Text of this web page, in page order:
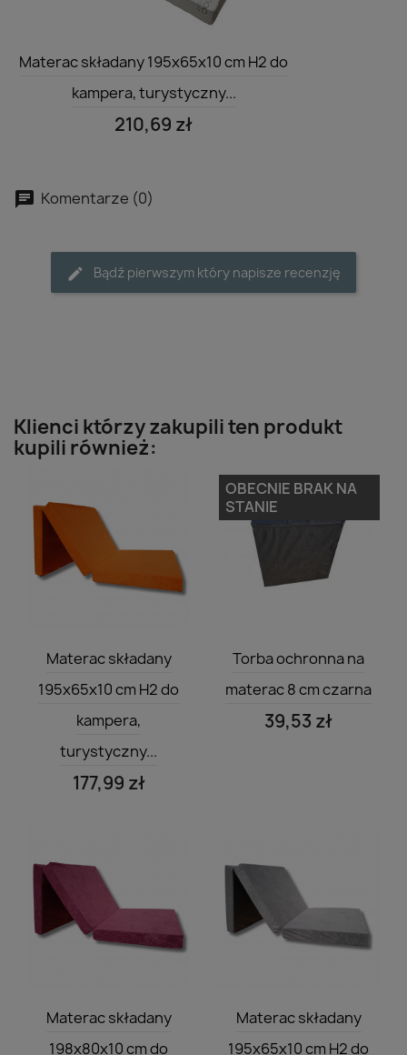
 Szybki podgląd
Materac składany 195x65x10 cm H2 do
kampera, turystyczny...
210,69 zł
Komentarze (0)
Bądź pierwszym który napisze recenzję
Klienci którzy zakupili ten produkt
kupili również:

Materac składany
195x65x10 cm H2 do
kampera,
turystyczny...
177,99 zł

Torba ochronna na
materac 8 cm czarna
39,53 zł
OBECNIE BRAK NA
STANIE

Materac składany
198x80x10 cm do

Materac składany
195x65x10 cm H2 do